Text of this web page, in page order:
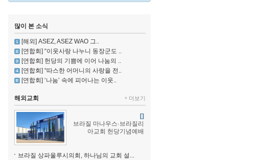
많이 본 소식
[해외] ASEZ, ASEZ WAO 그..
[연합회] “이웃사랑 나누니 동장군도 ..
[연합회] 헌당의 기쁨에 이어 나눔의 ..
[연합회] “따스한 어머니의 사랑을 전..
[연합회] ‘나눔’ 속에 피어나는 이웃..
해외교회 더보기
[]
브라질 마나우스·브라질리
아교회 헌당기념예배
브라질 상파울루시의회, 하나님의 교회 설...